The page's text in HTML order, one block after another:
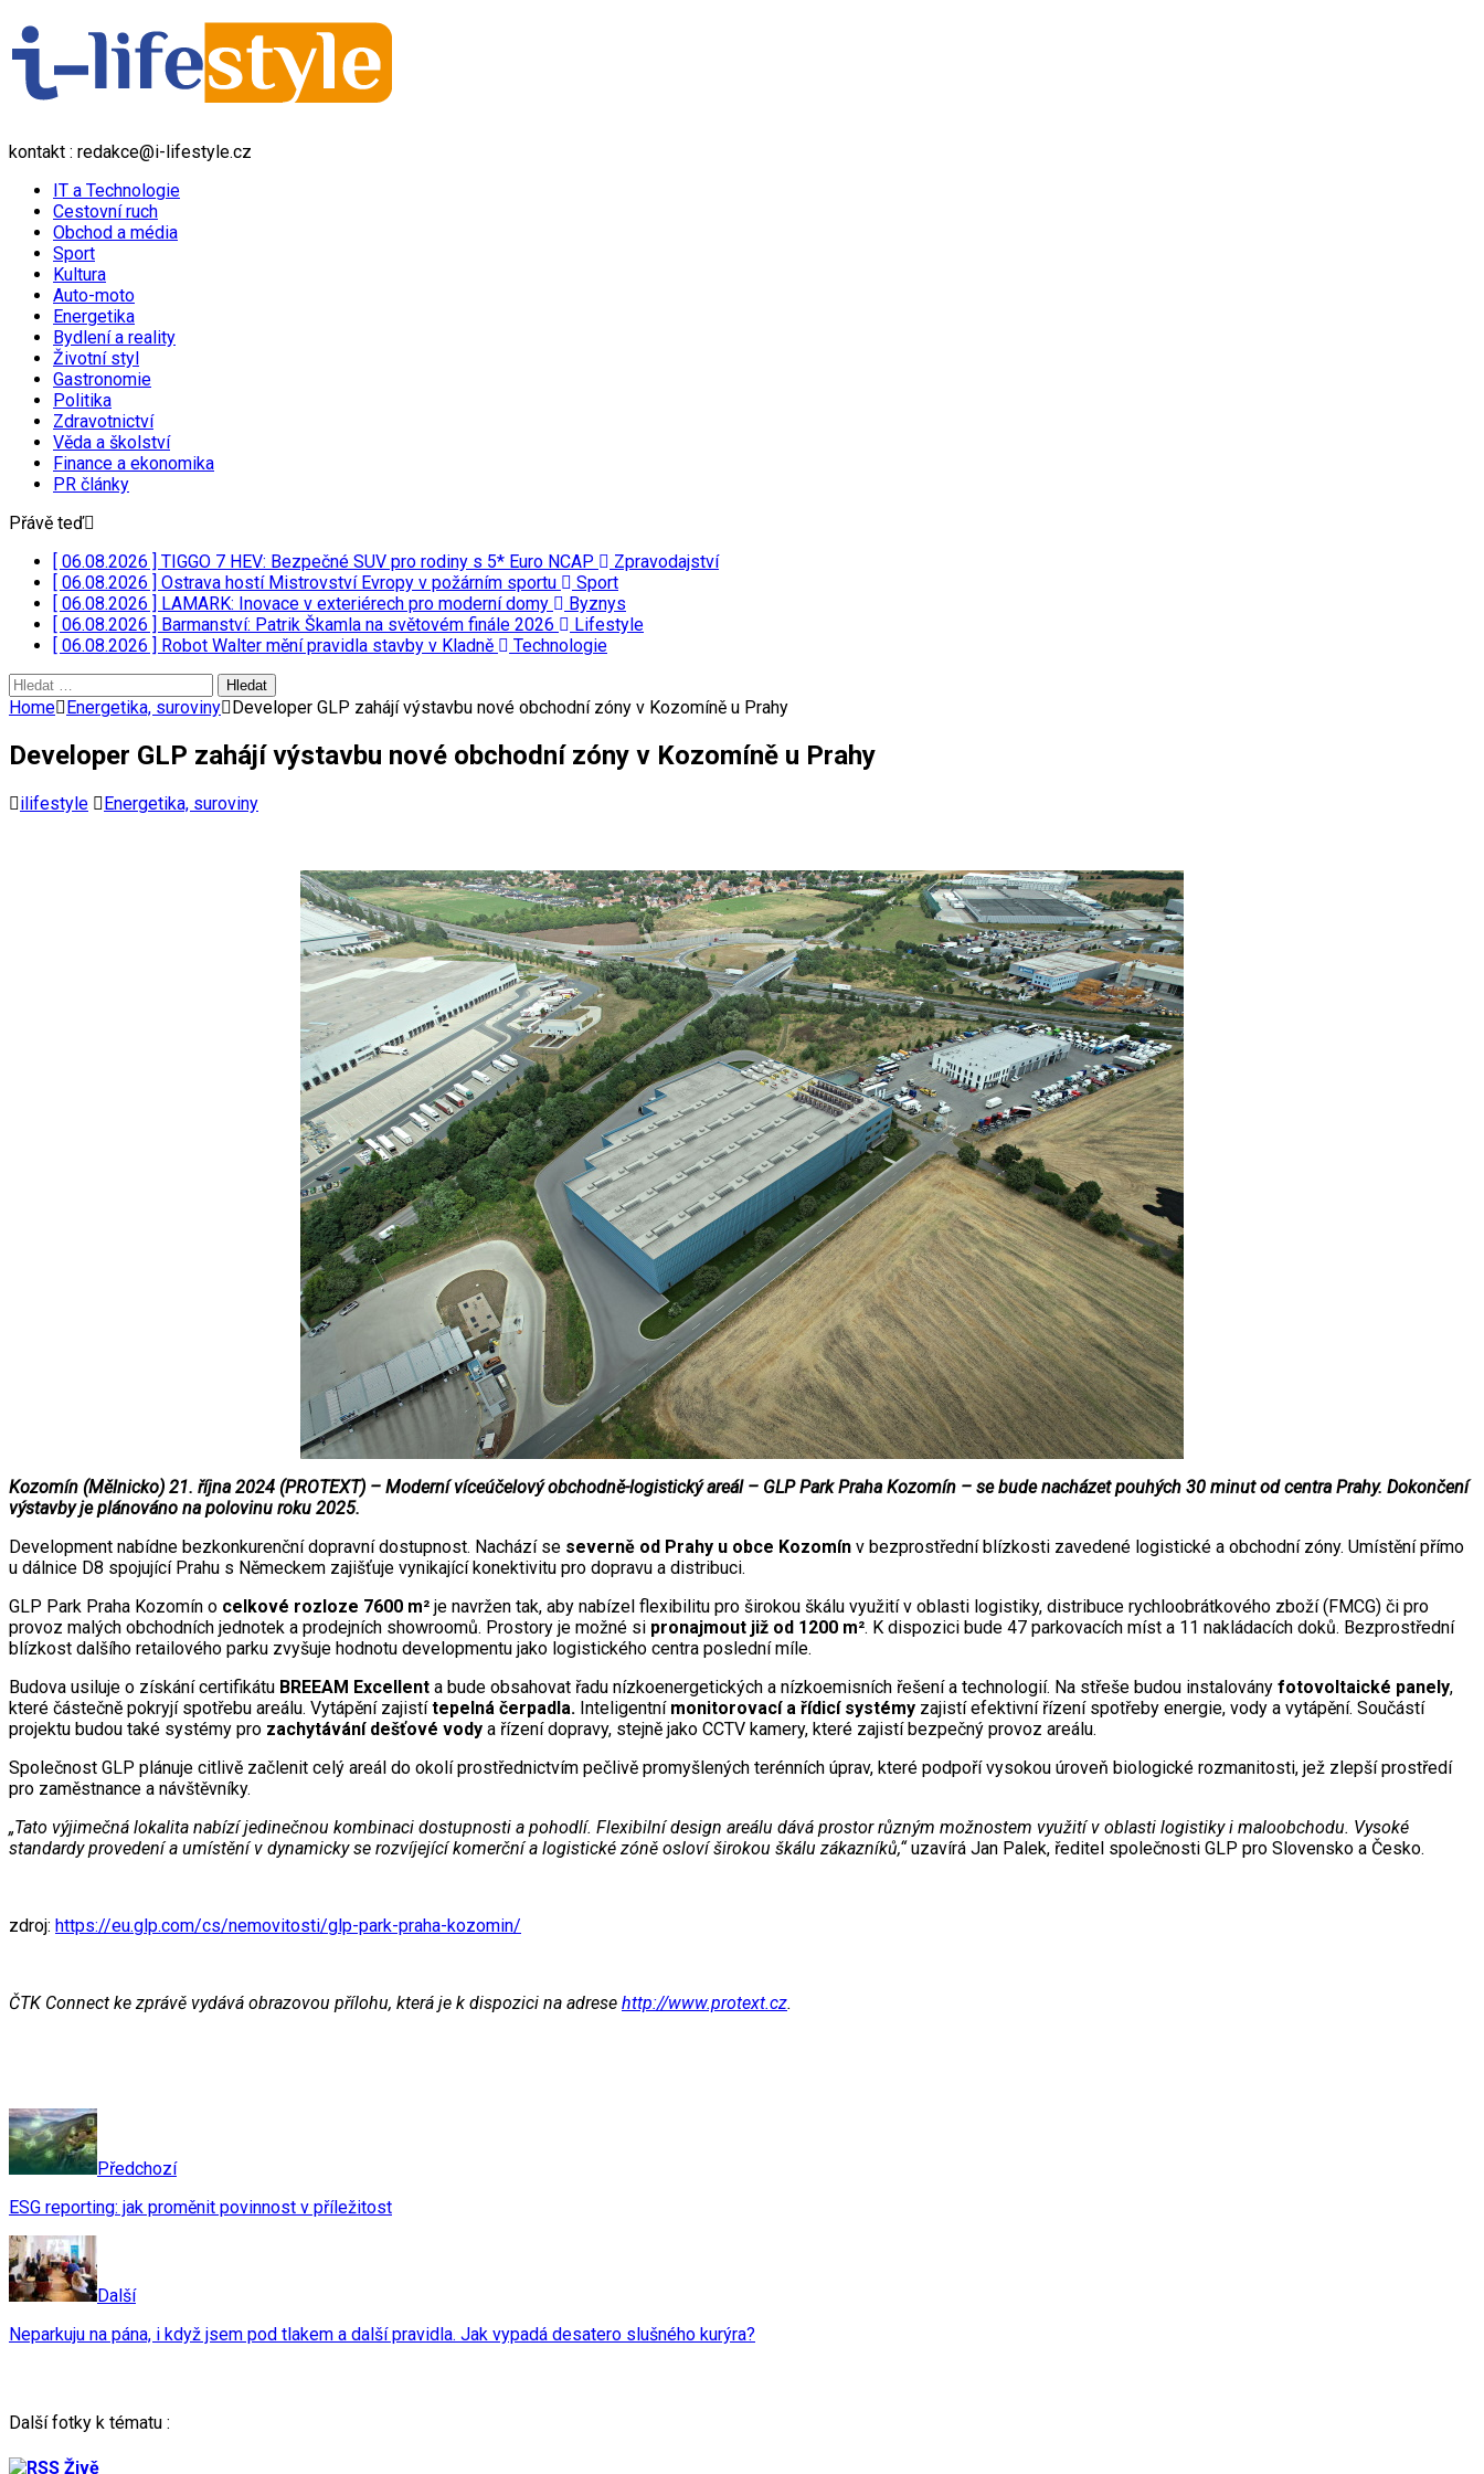
kontakt : redakce@i-lifestyle.cz
IT a Technologie
Cestovní ruch
Obchod a média
Sport
Kultura
Auto-moto
Energetika
Bydlení a reality
Životní styl
Gastronomie
Politika
Zdravotnictví
Věda a školství
Finance a ekonomika
PR články
Přávě teď
[ 06.08.2026 ] TIGGO 7 HEV: Bezpečné SUV pro rodiny s 5* Euro NCAP
Zpravodajství
[ 06.08.2026 ] Ostrava hostí Mistrovství Evropy v požárním sportu
Sport
[ 06.08.2026 ] LAMARK: Inovace v exteriérech pro moderní domy
Byznys
[ 06.08.2026 ] Barmanství: Patrik Škamla na světovém finále 2026
Lifestyle
[ 06.08.2026 ] Robot Walter mění pravidla stavby v Kladně
Technologie
Vyhledávání
Home Energetika, suroviny Developer GLP zahájí výstavbu nové obchodní zóny v Kozomíně u Prahy
Developer GLP zahájí výstavbu nové obchodní zóny v Kozomíně u Prahy
ilifestyle Energetika, suroviny
Kozomín (Mělnicko) 21. října 2024 (PROTEXT) – Moderní víceúčelový obchodně-logistický areál – GLP Park Praha Kozomín – se bude nacházet pouhých 30 minut od centra Prahy. Dokončení
výstavby je plánováno na polovinu roku 2025.
Development nabídne bezkonkurenční dopravní dostupnost. Nachází se severně od Prahy u obce Kozomín v bezprostřední blízkosti zavedené logistické a obchodní zóny. Umístění přímo
u dálnice D8 spojující Prahu s Německem zajišťuje vynikající konektivitu pro dopravu a distribuci.
GLP Park Praha Kozomín o celkové rozloze 7600 m² je navržen tak, aby nabízel flexibilitu pro širokou škálu využití v oblasti logistiky, distribuce rychloobrátkového zboží (FMCG) či pro
provoz malých obchodních jednotek a prodejních showroomů. Prostory je možné si pronajmout již od 1200 m². K dispozici bude 47 parkovacích míst a 11 nakládacích doků. Bezprostřední
blízkost dalšího retailového parku zvyšuje hodnotu developmentu jako logistického centra poslední míle.
Budova usiluje o získání certifikátu BREEAM Excellent a bude obsahovat řadu nízkoenergetických a nízkoemisních řešení a technologií. Na střeše budou instalovány fotovoltaické panely,
které částečně pokryjí spotřebu areálu. Vytápění zajistítepelná čerpadla. Inteligentní monitorovací a řídicí systémy zajistí efektivní řízení spotřeby energie, vody a vytápění. Součástí
projektu budou také systémy pro zachytávání dešťové vody a řízení dopravy, stejně jako CCTV kamery, které zajistí bezpečný provoz areálu.
Společnost GLP plánuje citlivě začlenit celý areál do okolí prostřednictvím pečlivě promyšlených terénních úprav, které podpoří vysokou úroveň biologické rozmanitosti, jež zlepší prostředí
pro zaměstnance a návštěvníky.
„Tato výjimečná lokalita nabízí jedinečnou kombinaci dostupnosti a pohodlí. Flexibilní design areálu dává prostor různým možnostem využití v oblasti logistiky i maloobchodu. Vysoké
standardy provedení a umístění v dynamicky se rozvíjející komerční a logistické zóně osloví širokou škálu zákazníků,“uzavírá Jan Palek, ředitel společnosti GLP pro Slovensko a Česko.
zdroj: https://eu.glp.com/cs/nemovitosti/glp-park-praha-kozomin/
ČTK Connect ke zprávě vydává obrazovou přílohu, která je k dispozici na adrese http://www.protext.cz.
Předchozí
ESG reporting: jak proměnit povinnost v příležitost
Další
Neparkuju na pána, i když jsem pod tlakem a další pravidla. Jak vypadá desatero slušného kurýra?
Další fotky k tématu :
Živě